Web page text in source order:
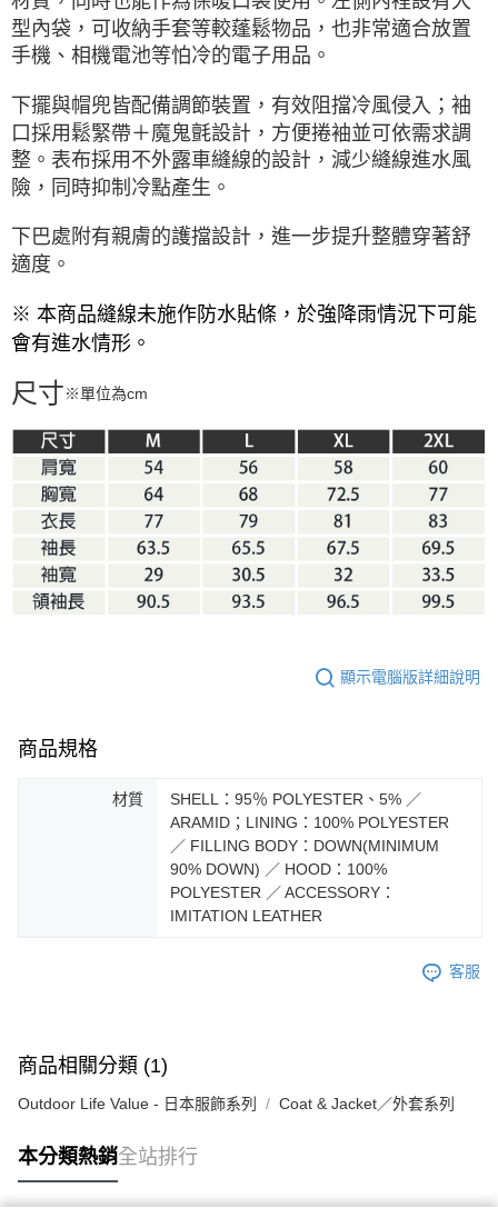
型內袋，可收納手套等較蓬鬆物品，也非常適合放置
手機、相機電池等怕冷的電子用品。
下擺與帽兜皆配備調節裝置，有效阻擋冷風侵入；袖
口採用鬆緊帶＋魔鬼氈設計，方便捲袖並可依需求調
整。表布採用不外露車縫線的設計，減少縫線進水風
險，同時抑制冷點產生。
下巴處附有親膚的護擋設計，進一步提升整體穿著舒
適度。
※ 本商品縫線未施作防水貼條，於強降雨情況下可能
會有進水情形。
尺寸※單位為cm
顯示電腦版詳細說明
商品規格
材質
SHELL：95％ POLYESTER、5% ／
ARAMID；LINING：100% POLYESTER
／ FILLING BODY：DOWN(MINIMUM
90% DOWN) ／ HOOD：100%
POLYESTER ／ ACCESSORY：
IMITATION LEATHER
客服
商品相關分類 (1)
Outdoor Life Value - 日本服飾系列 Coat & Jacket／外套系列
本分類熱銷全站排行